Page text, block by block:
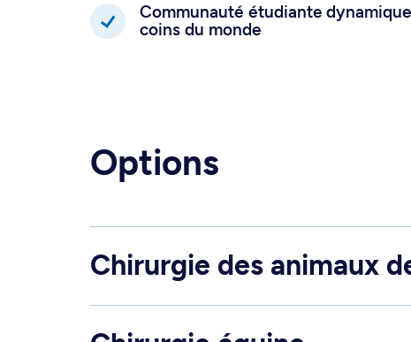
Communauté étudiante
coins du monde
Options
Chirurgie des animaux